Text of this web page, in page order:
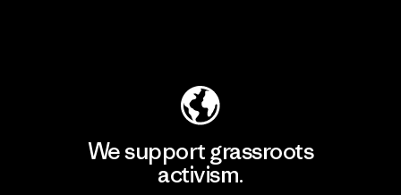
We support grassroots
activism.